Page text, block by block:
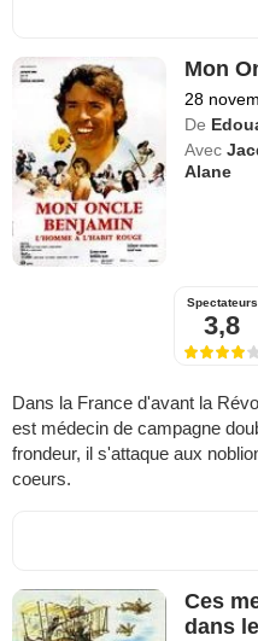
Mon
28
De
Avec
Alane
Spectateurs
3,8
Dans la France d'avant la
est médecin de campagne
frondeur, il s'attaque aux
coeurs.
Ces
dans